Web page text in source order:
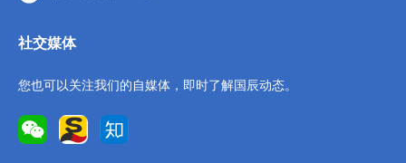
社交媒体
您也可以关注我们的自媒体，即时了解国辰动态。